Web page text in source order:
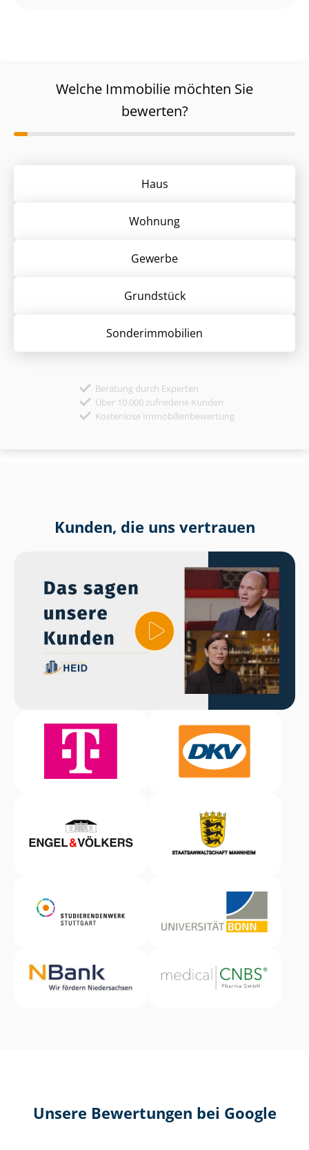
Welche Immobilie möchten Sie
bewerten?
Haus
Wohnung
Gewerbe
Grund­stück
Sonder­immobilien
Beratung durch Experten
Über 10.000 zufriedene Kunden
Kostenlose Immobilienbewertung
Kunden, die uns vertrauen
Unsere Bewertungen bei Google